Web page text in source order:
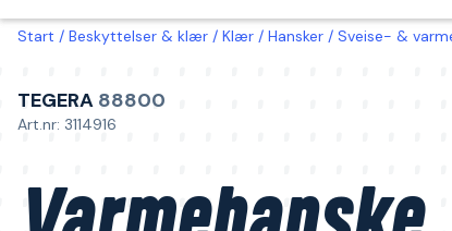
Start Beskyttelser & klær Klær Hansker Sveise- &
TEGERA 88800
Art.nr: 3114916